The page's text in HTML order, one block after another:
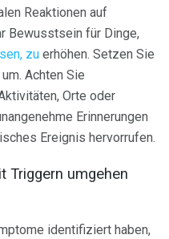
Reaktionen auf
Bewusstsein für Dinge,
zu erhöhen. Setzen Sie
Achten Sie
Orte oder
Erinnerungen
Ereignis hervorrufen.
Triggern umgehen
identifiziert haben,